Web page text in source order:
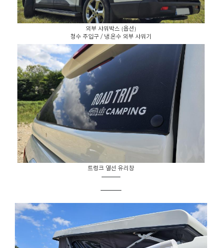
외부 샤워박스 (옵션)
청수 주입구 / 냉.온수 외부 샤워기
트렁크 열선 유리창